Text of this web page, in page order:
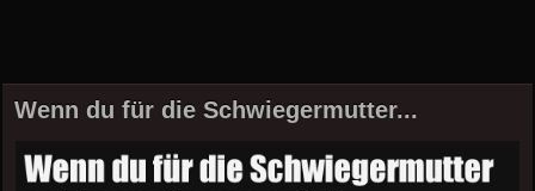
Wenn du für die Schwiegermutter...